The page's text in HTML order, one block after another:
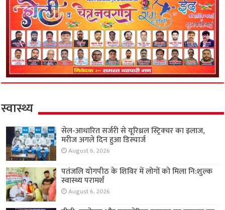
स्वास्थ्य
सेल-आधारित सर्जरी से यूरिथ्रल स्ट्रिक्चर का इलाज,
मरीज अगले दिन हुआ डिस्चार्ज
August 6, 2026
पतंजलि योगपीठ के शिविर में लोगों को मिला नि:शुल्क
स्वास्थ्य परामर्श
August 6, 2026